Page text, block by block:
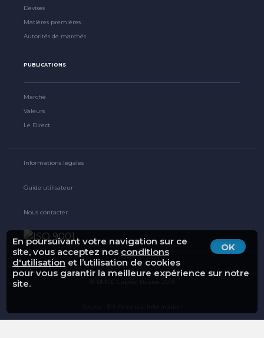
OK
En poursuivant votre navigation sur ce
site, vous acceptez nos conditions
d'utilisation et l’utilisation de cookies
pour vous garantir la meilleure expérience sur notre
site.
Devises
Matières premières
Autorités de marchés
PUBLICATIONS
Marché
Valeurs
Le Direct
Informations légales
Guide utilisateur
Nous contacter